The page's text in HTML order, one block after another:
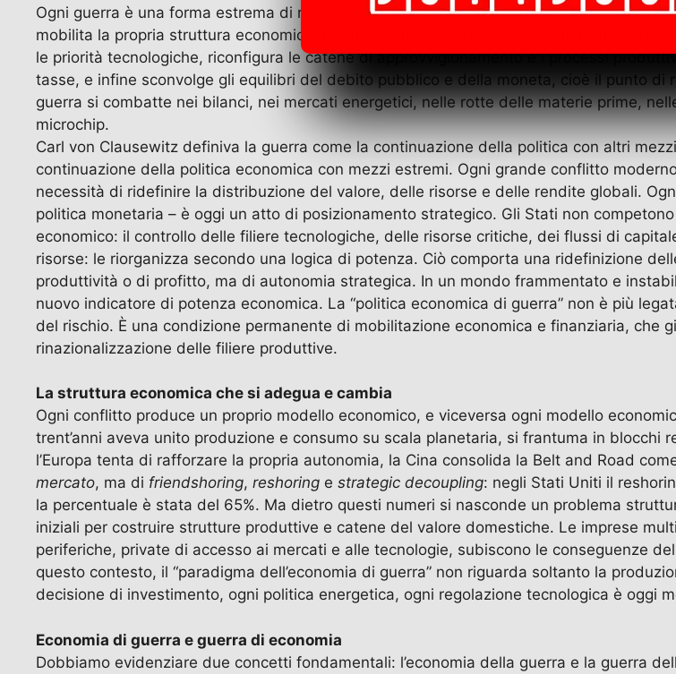
Ogni guerra è una forma estrema di riorganizzazione della realtà. Quando esplode un
mobilita la propria struttura economica, ridefinisce la gerarchia dei bisogni, ricalibra le
le priorità tecnologiche, riconfigura le catene di approvvigionamento e i processi
tasse, e infine sconvolge gli equilibri del debito pubblico e della moneta, cioè il punto
guerra si combatte nei bilanci, nei mercati energetici, nelle rotte delle materie prime,
microchip.
Carl von Clausewitz definiva la guerra come la continuazione della politica con altri
continuazione della politica economica con mezzi estremi. Ogni grande conflitto
necessità di ridefinire la distribuzione del valore, delle risorse e delle rendite globali.
politica monetaria – è oggi un atto di posizionamento strategico. Gli Stati non
economico: il controllo delle filiere tecnologiche, delle risorse critiche, dei flussi di
risorse: le riorganizza secondo una logica di potenza. Ciò comporta una ridefinizione
produttività o di profitto, ma di autonomia strategica. In un mondo frammentato e
nuovo indicatore di potenza economica. La “politica economica di guerra” non è più
del rischio. È una condizione permanente di mobilitazione economica e finanziaria, che
rinazionalizzazione delle filiere produttive.
La struttura economica che si adegua e cambia
Ogni conflitto produce un proprio modello economico, e viceversa ogni modello
trent’anni aveva unito produzione e consumo su scala planetaria, si frantuma in blocchi
l’Europa tenta di rafforzare la propria autonomia, la Cina consolida la Belt and Road
mercato, ma di friendshoring, reshoring e strategic decoupling: negli Stati Uniti il
la percentuale è stata del 65%. Ma dietro questi numeri si nasconde un problema
iniziali per costruire strutture produttive e catene del valore domestiche. Le imprese
periferiche, private di accesso ai mercati e alle tecnologie, subiscono le conseguenze
questo contesto, il “paradigma dell’economia di guerra” non riguarda soltanto la
decisione di investimento, ogni politica energetica, ogni regolazione tecnologica è oggi
Economia di guerra e guerra di economia
Dobbiamo evidenziare due concetti fondamentali: l’economia della guerra e la guerra